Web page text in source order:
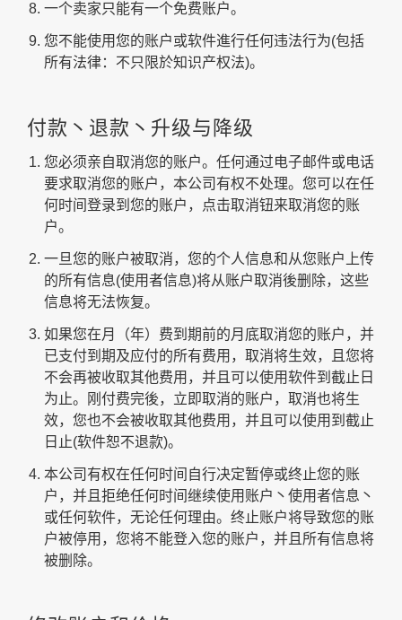
一个卖家只能有一个免费账户。
您不能使用您的账户或软件進行任何违法行为(包括
所有法律：不只限於知识产权法)。
付款丶退款丶升级与降级
您必须亲自取消您的账户。任何通过电子邮件或电话
要求取消您的账户，本公司有权不处理。您可以在任
何时间登录到您的账户，点击取消钮来取消您的账
户。
一旦您的账户被取消，您的个人信息和从您账户上传
的所有信息(使用者信息)将从账户取消後删除，这些
信息将无法恢复。
如果您在月（年）费到期前的月底取消您的账户，并
已支付到期及应付的所有费用，取消将生效，且您将
不会再被收取其他费用，并且可以使用软件到截止日
为止。刚付费完後，立即取消的账户，取消也将生
效，您也不会被收取其他费用，并且可以使用到截止
日止(软件恕不退款)。
本公司有权在任何时间自行决定暂停或终止您的账
户，并且拒绝任何时间继续使用账户丶使用者信息丶
或任何软件，无论任何理由。终止账户将导致您的账
户被停用，您将不能登入您的账户，并且所有信息将
被删除。